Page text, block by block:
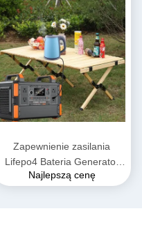
Zapewnienie zasilania
Lifepo4 Bateria Generator
słoneczny 1200w Przenośna
Najlepszą cenę